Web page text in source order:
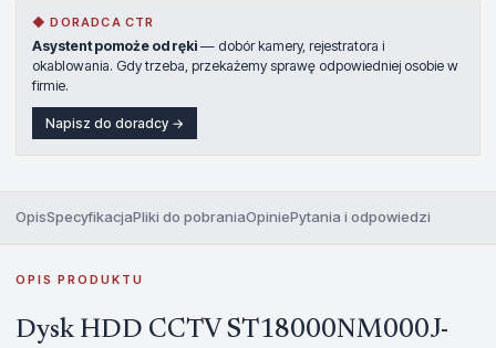
◆ DORADCA CTR
Asystent pomoże od ręki — dobór kamery, rejestratora i
okablowania. Gdy trzeba, przekażemy sprawę odpowiedniej osobie w
firmie.
Napisz do doradcy →
OpisSpecyfikacjaPliki do pobraniaOpiniePytania i odpowiedzi
OPIS PRODUKTU
Dysk HDD CCTV ST18000NM000J-